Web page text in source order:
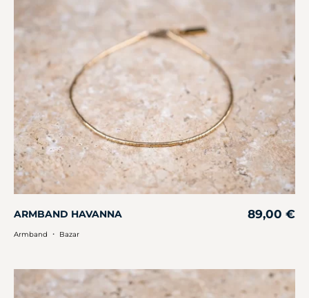
ARMBAND HAVANNA 89,00 €
Armband ・ Bazar